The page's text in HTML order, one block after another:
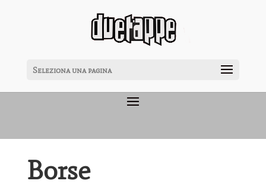
Seleziona una pagina
Borse